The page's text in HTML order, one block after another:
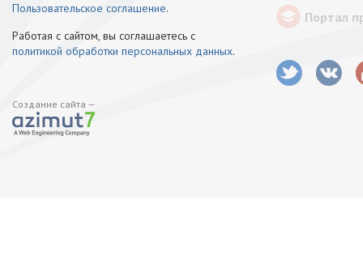
Пользовательское соглашение.
Работая с сайтом, вы соглашаетесь с
политикой обработки персональных данных.
Создание сайта —
Портал